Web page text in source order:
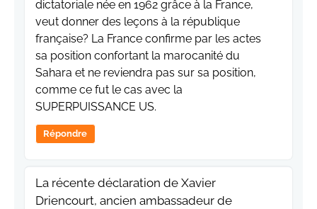
dictatoriale née en 1962 grâce à la France,
veut donner des leçons à la république
française? La France confirme par les actes
sa position confortant la marocanité du
Sahara et ne reviendra pas sur sa position,
comme ce fut le cas avec la
SUPERPUISSANCE US.
Répondre
La récente déclaration de Xavier
Driencourt, ancien ambassadeur de